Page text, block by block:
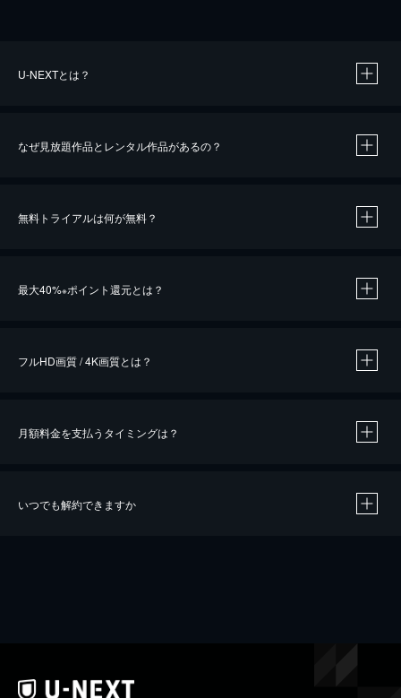
U-NEXTとは？
なぜ見放題作品とレンタル作品があるの？
無料トライアルは何が無料？
最大40%※ポイント還元とは？
※40％ポイント還元の対象は、クレジットカード決済による作品の購入 / レンタルです。
フルHD画質 / 4K画質とは？
月額料金を支払うタイミングは？
いつでも解約できますか